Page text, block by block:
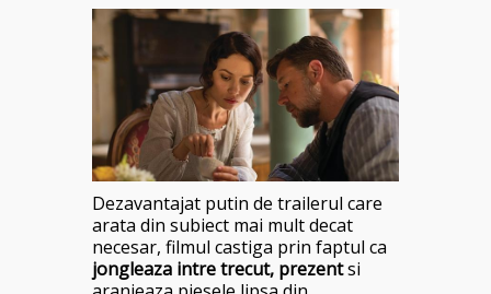
Dezavantajat putin de trailerul care
arata din subiect mai mult decat
necesar, filmul castiga prin faptul ca
jongleaza intre trecut, prezentsi